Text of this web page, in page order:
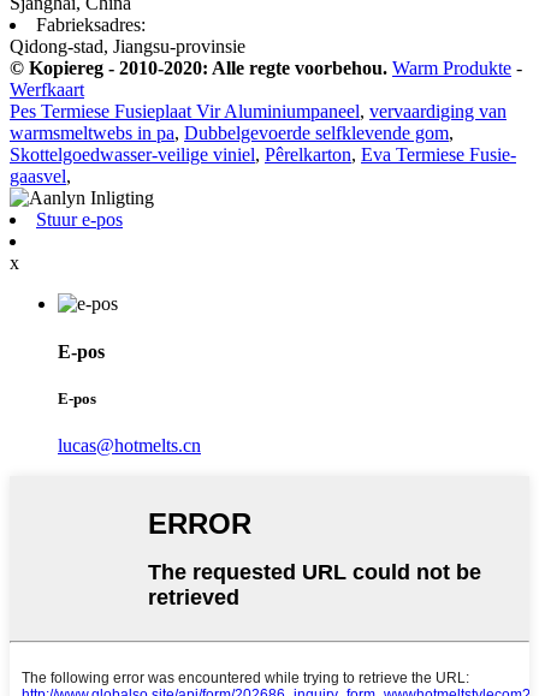
Fabrieksadres:
Qidong-stad, Jiangsu-provinsie
© Kopiereg - 2010-2020: Alle regte voorbehou. Warm Produkte -
Werfkaart
Pes Termiese Fusieplaat Vir Aluminiumpaneel, vervaardiging van
warmsmeltwebs in pa, Dubbelgevoerde selfklevende gom,
Skottelgoedwasser-veilige viniel, Pêrelkarton, Eva Termiese Fusie-
gaasvel,
Stuur e-pos
x
E-pos
E-pos
lucas@hotmelts.cn